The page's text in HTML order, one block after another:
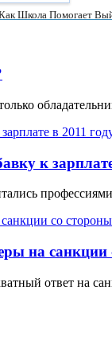
Школа Помогает
к
на санкции
ответ на